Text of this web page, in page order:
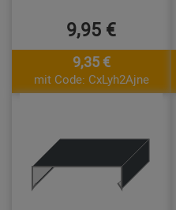
9,95 €
9,35 €
mit Code: CxLyh2Ajne